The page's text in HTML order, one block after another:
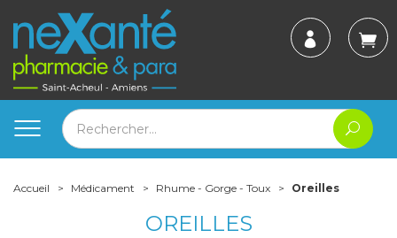
Accueil Médicament Rhume - Gorge - Toux Oreilles
OREILLES